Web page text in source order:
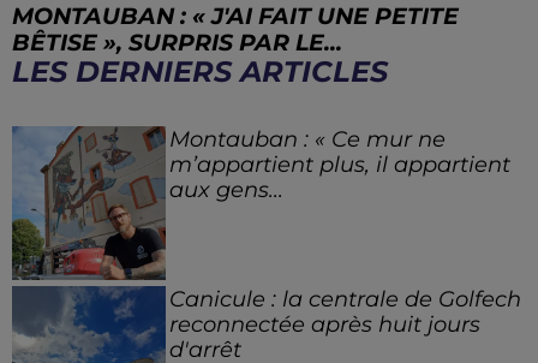
MONTAUBAN : « J'AI FAIT UNE PETITE
BÊTISE », SURPRIS PAR LE...
LES DERNIERS ARTICLES
Montauban : « Ce mur ne
m’appartient plus, il appartient
aux gens...
Canicule : la centrale de Golfech
reconnectée après huit jours
d'arrêt